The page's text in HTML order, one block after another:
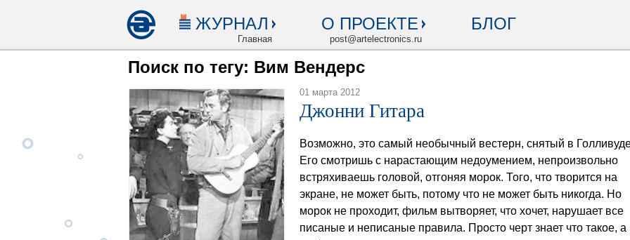
ЖУРНАЛ
Главная
О ПРОЕКТЕ
post@artelectronics.ru
БЛОГ
Поиск по тегу: Вим Вендерс
01 марта 2012
Джонни Гитара
Возможно, это самый необычный вестерн, снятый в
Его смотришь с нарастающим недоумением, непроизвольно
встряхиваешь головой, отгоняя морок. Того, что творится на
экране, не может быть, потому что не может быть никогда. Но
морок не проходит, фильм вытворяет, что хочет, нарушает все
писаные и неписаные правила. Просто черт знает что такое, а